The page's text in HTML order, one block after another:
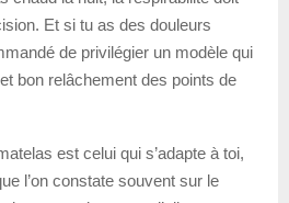
Et si tu as des douleurs
de privilégier un modèle qui
bon relâchement des points de
est celui qui s’adapte à toi,
l’on constate souvent sur le